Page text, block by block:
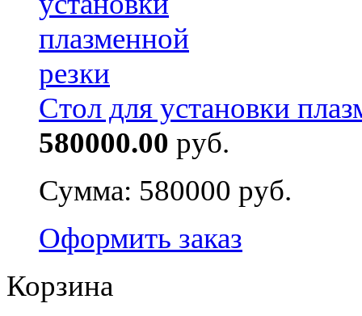
Стол для установки
580000.00 руб.
Сумма: 580000 руб.
Оформить заказ
Корзина